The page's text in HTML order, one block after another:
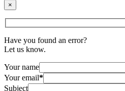
×
Have you found an error?
Let us know.
Your name
Your email*
Subject